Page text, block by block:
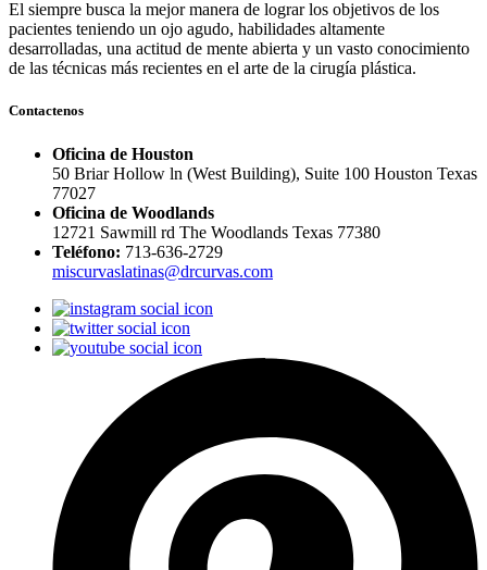
El siempre busca la mejor manera de lograr los objetivos de los
pacientes teniendo un ojo agudo, habilidades altamente
desarrolladas, una actitud de mente abierta y un vasto conocimiento
de las técnicas más recientes en el arte de la cirugía plástica.
Contactenos
Oficina de Houston
50 Briar Hollow ln (West Building), Suite 100 Houston Texas
77027
Oficina de Woodlands
12721 Sawmill rd The Woodlands Texas 77380
Teléfono: 713-636-2729
miscurvaslatinas@drcurvas.com